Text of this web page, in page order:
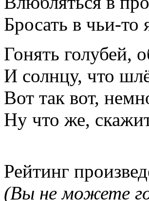
Бросать в чьи-
Гонять голубей,
И солнцу, что
Вот так вот,
Ну что же,
Рейтинг
(Вы не можете